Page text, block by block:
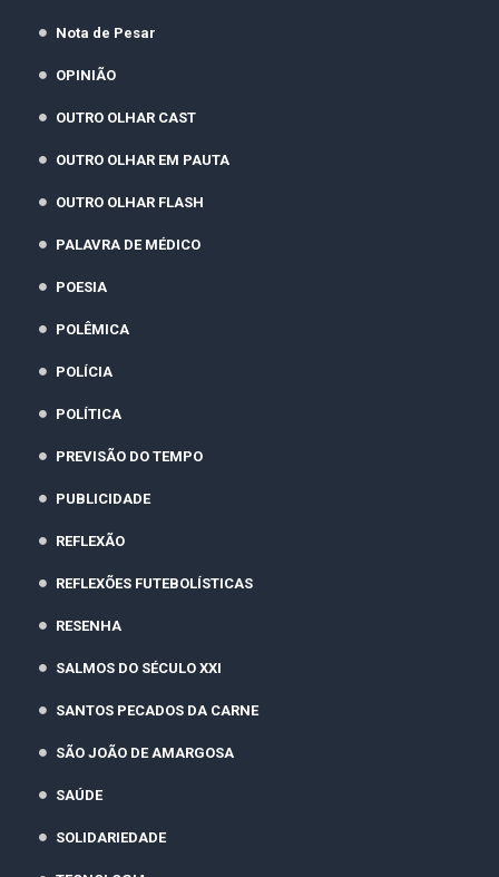
Nota de Pesar
OPINIÃO
OUTRO OLHAR CAST
OUTRO OLHAR EM PAUTA
OUTRO OLHAR FLASH
PALAVRA DE MÉDICO
POESIA
POLÊMICA
POLÍCIA
POLÍTICA
PREVISÃO DO TEMPO
PUBLICIDADE
REFLEXÃO
REFLEXÕES FUTEBOLÍSTICAS
RESENHA
SALMOS DO SÉCULO XXI
SANTOS PECADOS DA CARNE
SÃO JOÃO DE AMARGOSA
SAÚDE
SOLIDARIEDADE